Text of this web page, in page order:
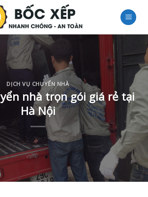
DỊCH VỤ CHUYỂN NHÀ
nhà trọn gói giá rẻ tại
Hà Nội